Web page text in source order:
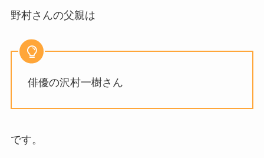
野村さんの父親は
俳優の沢村一樹さん
です。